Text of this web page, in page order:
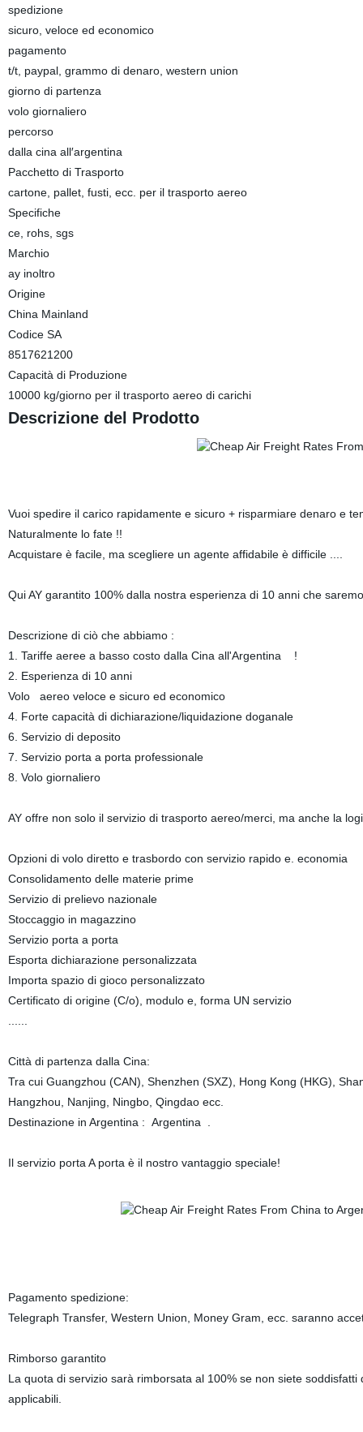
spedizione
sicuro, veloce ed economico
pagamento
t/t, paypal, grammo di denaro, western union
giorno di partenza
volo giornaliero
percorso
dalla cina all′argentina
Pacchetto di Trasporto
cartone, pallet, fusti, ecc. per il trasporto aereo
Specifiche
ce, rohs, sgs
Marchio
ay inoltro
Origine
China Mainland
Codice SA
8517621200
Capacità di Produzione
10000 kg/giorno per il trasporto aereo di carichi
Descrizione del Prodotto
Vuoi spedire il carico rapidamente e sicuro + risparmiare denaro e
Naturalmente lo fate !!
Acquistare è facile, ma scegliere un agente affidabile è difficile ....
Qui AY garantito 100% dalla nostra esperienza di 10 anni che
Descrizione di ciò che abbiamo :
1. Tariffe aeree a basso costo dalla Cina all'Argentina !
2. Esperienza di 10 anni
Volo aereo veloce e sicuro ed economico
4. Forte capacità di dichiarazione/liquidazione doganale
6. Servizio di deposito
7. Servizio porta a porta professionale
8. Volo giornaliero
AY offre non solo il servizio di trasporto aereo/merci, ma anche la
Opzioni di volo diretto e trasbordo con servizio rapido e. economia
Consolidamento delle materie prime
Servizio di prelievo nazionale
Stoccaggio in magazzino
Servizio porta a porta
Esporta dichiarazione personalizzata
Importa spazio di gioco personalizzato
Certificato di origine (C/o), modulo e, forma UN servizio
Città di partenza dalla Cina:
Tra cui Guangzhou (CAN), Shenzhen (SXZ), Hong Kong (HKG),
Hangzhou, Nanjing, Ningbo, Qingdao ecc.
Destinazione in Argentina : Argentina .
Il servizio porta A porta è il nostro vantaggio speciale!
Pagamento spedizione:
Telegraph Transfer, Western Union, Money Gram, ecc. saranno
Rimborso garantito
La quota di servizio sarà rimborsata al 100% se non siete
applicabili.